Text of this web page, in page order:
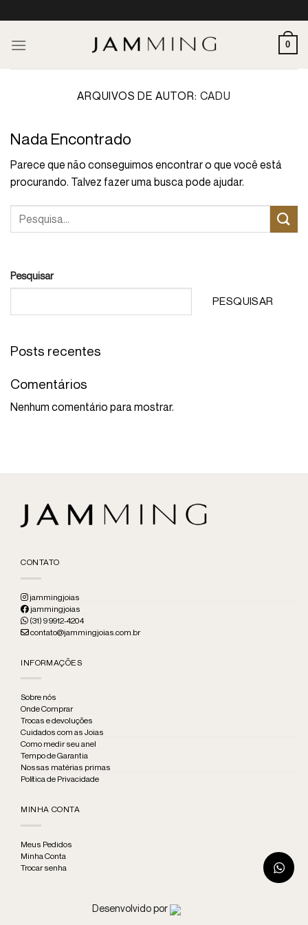
to
content
0
ARQUIVOS DE AUTOR: CADU
Nada Encontrado
Parece que não conseguimos encontrar o que você está
procurando. Talvez fazer uma busca pode ajudar.
Pesquisar
PESQUISAR
Posts recentes
Comentários
Nenhum comentário para mostrar.
CONTATO
jammingjoias
jammingjoias
(31) 9 9912-4204
contato@jammingjoias.com.br
INFORMAÇÕES
Sobre nós
Onde Comprar
Trocas e devoluções
Cuidados com as Joias
Como medir seu anel
Tempo de Garantia
Nossas matérias primas
Política de Privacidade
MINHA CONTA
Meus Pedidos
Minha Conta
Trocar senha
Desenvolvido por